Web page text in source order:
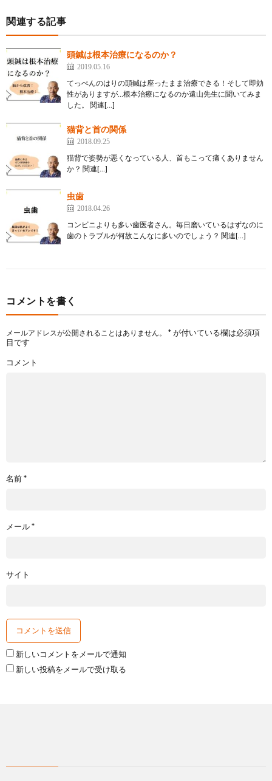
関連する記事
頭鍼は根本治療になるのか？
2019.05.16
てっぺんのはりの頭鍼は座ったまま治療できる！そして即効
性がありますが…根本治療になるのか遠山先生に聞いてみま
した。 関連[…]
猫背と首の関係
2018.09.25
猫背で姿勢が悪くなっている人、首もこって痛くありません
か？ 関連[…]
虫歯
2018.04.26
コンビニよりも多い歯医者さん。毎日磨いているはずなのに
歯のトラブルが何故こんなに多いのでしょう？ 関連[…]
コメントを書く
メールアドレスが公開されることはありません。 *が付いている欄は必須項
目です
コメント
名前*
メール*
サイト
新しいコメントをメールで通知
新しい投稿をメールで受け取る